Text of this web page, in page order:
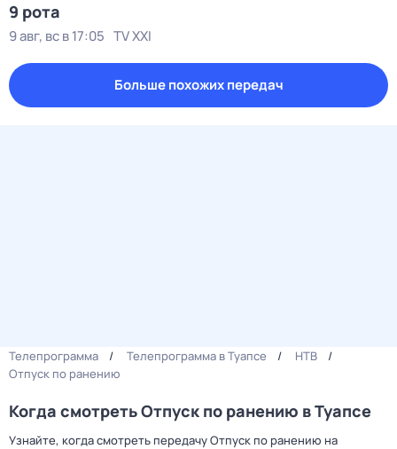
9 рота
9 авг, вс в 17:05 TV XXI
Больше похожих передач
Телепрограмма Телепрограмма в Туапсе
НТВ
Отпуск по ранению
Когда смотреть Отпуск по ранению в Туапсе
Узнайте, когда смотреть передачу Отпуск по ранению на